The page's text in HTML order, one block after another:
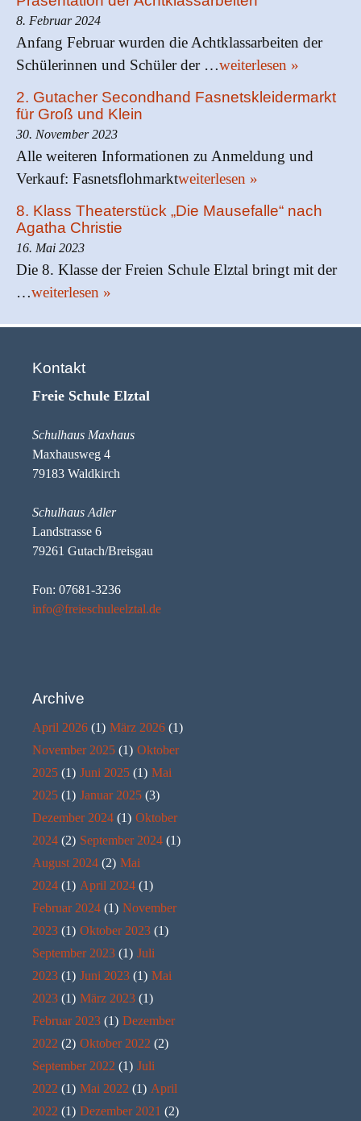
8. Februar 2024
Anfang Februar wurden die Achtklassarbeiten der
Schülerinnen und Schüler der …weiterlesen »
2. Gutacher Secondhand Fasnetskleidermarkt
für Groß und Klein
30. November 2023
Alle weiteren Informationen zu Anmeldung und
Verkauf: Fasnetsflohmarktweiterlesen »
8. Klass Theaterstück „Die Mausefalle“ nach
Agatha Christie
16. Mai 2023
Die 8. Klasse der Freien Schule Elztal bringt mit der
…weiterlesen »
Kontakt
Freie Schule Elztal
Schulhaus Maxhaus
Maxhausweg 4
79183 Waldkirch
Schulhaus Adler
Landstrasse 6
79261 Gutach/Breisgau
Fon: 07681-3236
info@freieschuleelztal.de
Archive
April 2026 (1) März 2026 (1)
November 2025 (1) Oktober
2025 (1) Juni 2025 (1) Mai
2025 (1) Januar 2025 (3)
Dezember 2024 (1) Oktober
2024 (2) September 2024 (1)
August 2024 (2) Mai
2024 (1) April 2024 (1)
Februar 2024 (1) November
2023 (1) Oktober 2023 (1)
September 2023 (1) Juli
2023 (1) Juni 2023 (1) Mai
2023 (1) März 2023 (1)
Februar 2023 (1) Dezember
2022 (2) Oktober 2022 (2)
September 2022 (1) Juli
2022 (1) Mai 2022 (1) April
2022 (1) Dezember 2021 (2)